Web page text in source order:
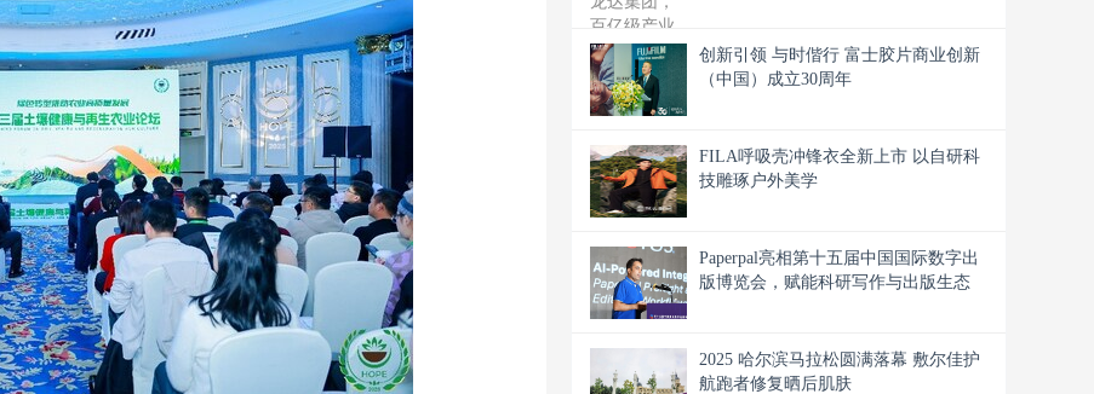
创新引领 与时偕行 富士胶片商业创新
（中国）成立30周年
FILA呼吸壳冲锋衣全新上市 以自研科
技雕琢户外美学
Paperpal亮相第十五届中国国际数字出
版博览会，赋能科研写作与出版生态
2025 哈尔滨马拉松圆满落幕 敷尔佳护
航跑者修复晒后肌肤